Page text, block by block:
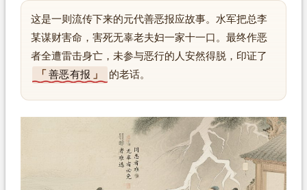
这是一则流传下来的元代善恶报应故事。水军把总李
某谋财害命，害死无辜老夫妇一家十一口。最终作恶
者全遭雷击身亡，未参与恶行的人安然得脱，印证了
善恶有报
的老话。